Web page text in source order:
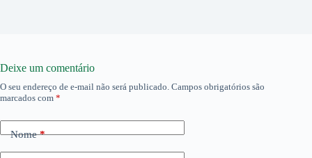
Deixe um comentário
O seu endereço de e-mail não será publicado. Campos obrigatórios são
marcados com *
Nome*